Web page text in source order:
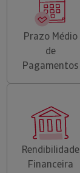
Prazo Médio
de
Pagamentos
Rendibilidade
Financeira